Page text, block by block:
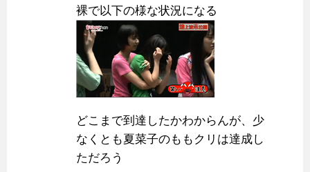
裸で以下の様な状況になる
どこまで到達したかわからんが、少
なくとも夏菜子のももクリは達成し
ただろう